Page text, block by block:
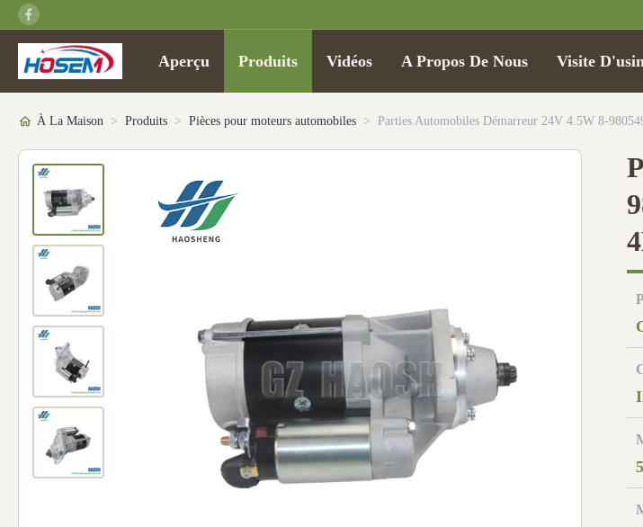
Aperçu Produits Vidéos A Propos De Nous Visite
À La Maison > Produits > Pièces pour moteurs automobiles > Parties Automobiles Démarreur 24V 4.5W 8-